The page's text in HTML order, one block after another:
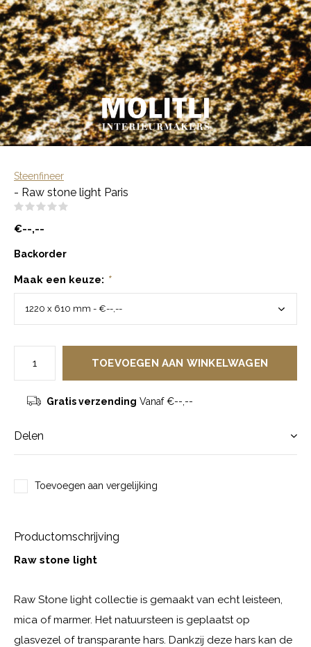
Steenfineer
- Raw stone light Paris
€--,--
Backorder
Maak een keuze: *
TOEVOEGEN AAN WINKELWAGEN
Gratis verzending Vanaf €--,--
Delen
Toevoegen aan vergelijking
Productomschrijving
Raw stone light
Raw Stone light collectie is gemaakt van echt leisteen,
mica of marmer. Het natuursteen is geplaatst op
glasvezel of transparante hars. Dankzij deze hars kan de